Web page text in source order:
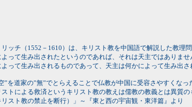
ッチ（1552－1610）は、キリスト教を中国語で解説した教理
って生み出されたというのであれば、それは天主ではありま
って生み出されるものであって、天主は何かによって生み出
を道家の”無”でとらえることで仏教が中国に受容さやすくな
トによる救済というキリスト教の教えは儒教の教義とは異質
スト教の禁止を断行）」～『東と西の宇宙観・東洋篇』より